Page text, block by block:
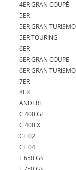
4ER GRAN COUPÉ
5ER
5ER GRAN TURISMO
5ER TOURING
6ER
6ER GRAN COUPE
6ER GRAN TURISMO
7ER
8ER
ANDERE
C 400 GT
C 400 X
CE 02
CE 04
F 650 GS